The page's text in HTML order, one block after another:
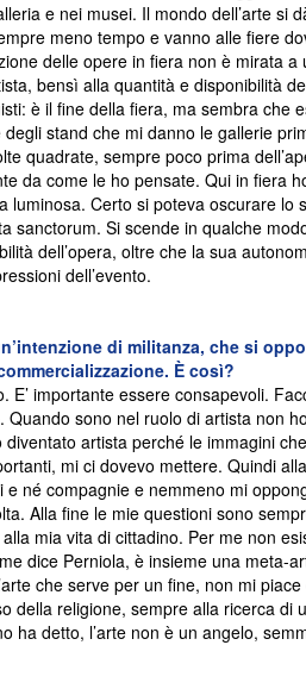
e nei musei. Il mondo dell’arte si
meno tempo e vanno alle fiere
delle opere in fiera non è mirata
bensì alla quantità e disponibilità
è il fine della fiera, ma sembra che
stand che mi danno le gallerie
quadrate, sempre poco prima
da come le ho pensate. Qui in fiera
luminosa. Certo si poteva oscurare lo
sanctorum. Si scende in qualche
dell’opera, oltre che la sua
dell’evento.
di militanza, che si
È così?
E’ importante essere consapevoli.
sono nel ruolo di artista non
artista perché le immagini
mi ci dovevo mettere. Quindi
né compagnie e nemmeno mi
Alla fine le mie questioni sono
mia vita di cittadino. Per me non
dice Perniola, è insieme una meta-
che serve per un fine, non mi
della religione, sempre alla ricerca di
ha detto, l’arte non è un angelo,